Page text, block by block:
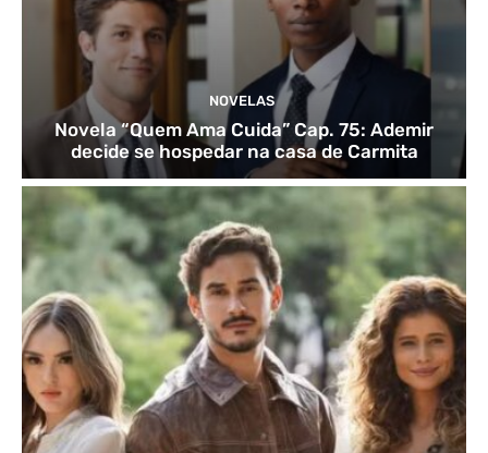
NOVELAS
Novela “Quem Ama Cuida” Cap. 75: Ademir
decide se hospedar na casa de Carmita